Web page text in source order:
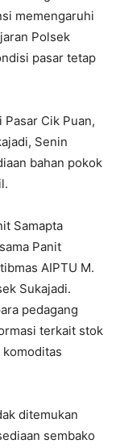
memengaruhi
Polsek
pasar tetap
Cik Puan,
Senin
bahan pokok
Samapta
Panit
AIPTU M.
Sukajadi.
pedagang
terkait stok
ditemukan
sembako